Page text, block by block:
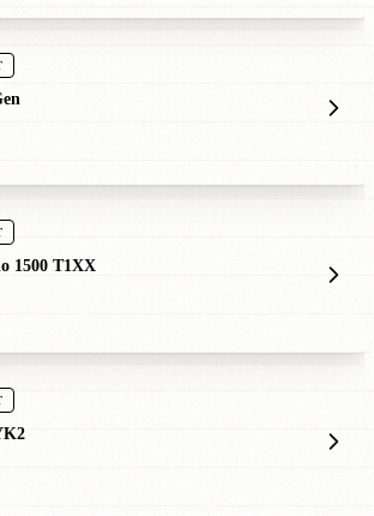
1500 T1XX